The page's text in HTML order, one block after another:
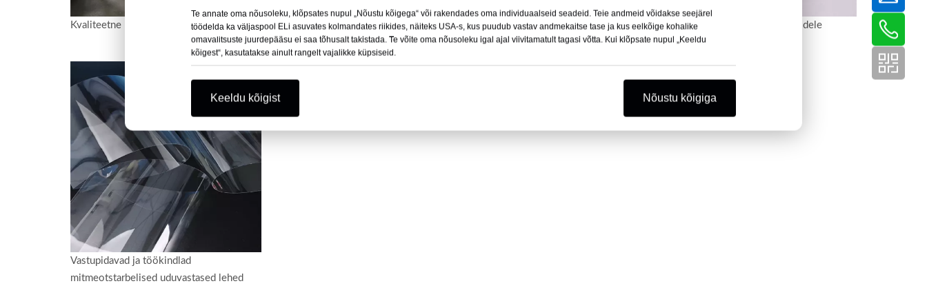
Kvaliteetne PET-leht 10-st, mis ei udustu
Kahepoolne uduvastane lemmikloomade
kile näokaitseks
Kvaliteetne läbipaistev plastist
uduvastane PET-leht 0,25 mm
PET-uduvastane leht näovisiiridele
Vastupidavad ja töökindlad
mitmeotstarbelised uduvastased lehed
Te annate oma nõusoleku, klõpsates nupul „Nõustu kõigega“ või rakendades oma individuaalseid seadeid. Teie andmeid võidakse seejärel
töödelda ka väljaspool ELi asuvates kolmandates riikides, näiteks USA-s, kus puudub vastav andmekaitse tase ja kus eelkõige kohalike
omavalitsuste juurdepääsu ei saa tõhusalt takistada. Te võite oma nõusoleku igal ajal viivitamatult tagasi võtta. Kui klõpsate nupul „Keeldu
kõigest“, kasutatakse ainult rangelt vajalikke küpsiseid.
Keeldu kõigist Nõustu kõigiga